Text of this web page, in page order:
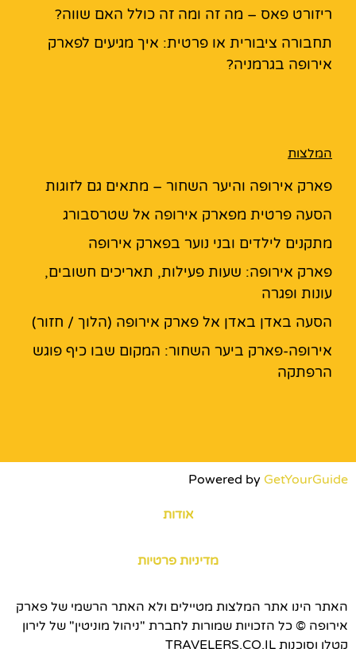
ריזורט פאס – מה זה ומה זה כולל האם שווה?
תחבורה ציבורית או פרטית: איך מגיעים לפארק
אירופה בגרמניה?
המלצות
פארק אירופה והיער השחור – מתאים גם לזוגות
הסעה פרטית מפארק אירופה אל שטרסבורג
מתקנים לילדים ובני נוער בפארק אירופה
פארק אירופה: שעות פעילות, תאריכים חשובים,
עונות ופגרה
הסעה באדן באדן אל פארק אירופה (הלוך / חזור)
אירופה-פארק ביער השחור: המקום שבו כיף פוגש
הרפתקה
Powered by GetYourGuide
אודות
מדיניות פרטיות
האתר הינו אתר המלצות מטיילים ולא האתר הרשמי של פארק
אירופה © כל הזכויות שמורות לחברת "ניהול מוניטין" של לירון
קטלן וסוכנות TRAVELERS.CO.IL